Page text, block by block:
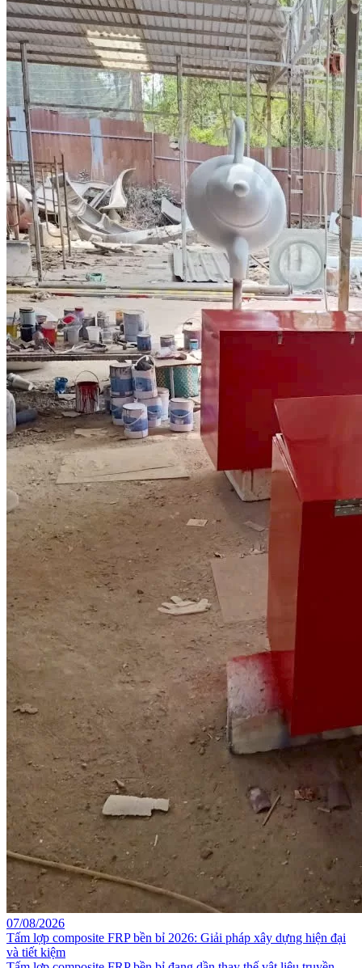
07/08/2026
Tấm lợp composite FRP bền bỉ 2026: Giải pháp xây dựng hiện đại
và tiết kiệm